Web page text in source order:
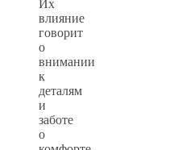
Их
влияние
говорит
о
внимании
к
деталям
и
заботе
о